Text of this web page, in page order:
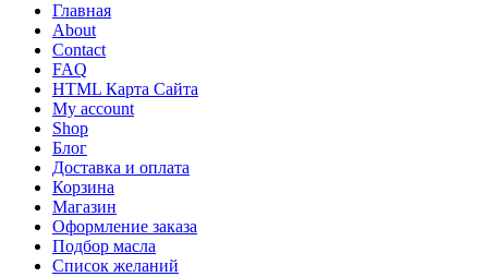
Главная
About
Contact
FAQ
HTML Карта Сайта
My account
Shop
Блог
Доставка и оплата
Корзина
Магазин
Оформление заказа
Подбор масла
Список желаний